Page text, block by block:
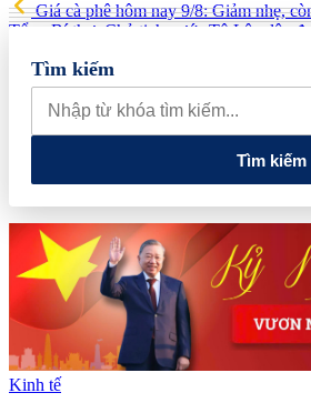
Giá cà phê hôm nay 9/8: Giảm nhẹ,
Tổng Bí thư, Chủ tịch nước Tô Lâm lên
New Zealand
quan đến lĩnh vực tài chính, ngân hàng
vướng mắc, không đẩy doanh nghiệp đi
Tìm kiếm
Tìm kiếm
Kinh tế